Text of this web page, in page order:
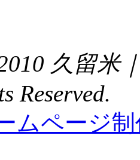
久留米
Reserved.
ムページ